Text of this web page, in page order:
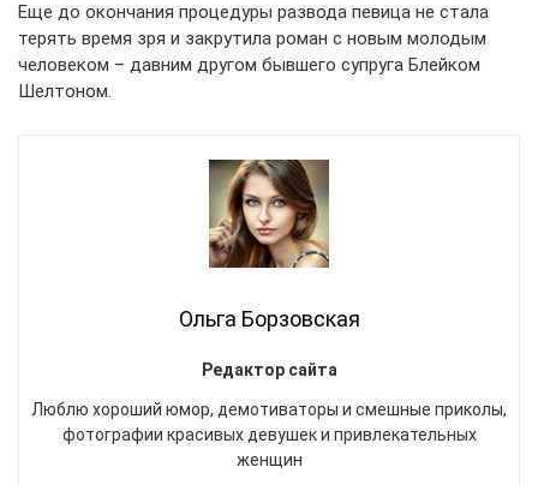
Еще до окончания процедуры развода певица не стала
терять время зря и закрутила роман с новым молодым
человеком – давним другом бывшего супруга Блейком
Шелтоном.
Ольга Борзовская
Редактор сайта
Люблю хороший юмор, демотиваторы и смешные приколы,
фотографии красивых девушек и привлекательных
женщин